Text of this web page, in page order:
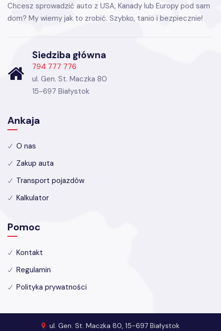
Chcesz sprowadzić auto z USA, Kanady lub Europy pod sam
dom? My wiemy jak to zrobić. Szybko, tanio i bezpiecznie!
Siedziba główna
794 777 776
ul. Gen. St. Maczka 80
15-697 Białystok
Ankaja
O nas
Zakup auta
Transport pojazdów
Kalkulator
Pomoc
Kontakt
Regulamin
Polityka prywatności
ul. Gen. St. Maczka 80, 15-697 Białystok